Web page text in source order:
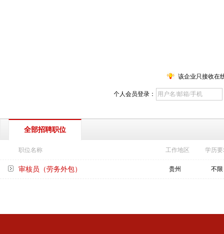
该企业只接收在
个人会员登录：
全部招聘职位
职位名称 工作地区 学历
审核员（劳务外包） 贵州 不限